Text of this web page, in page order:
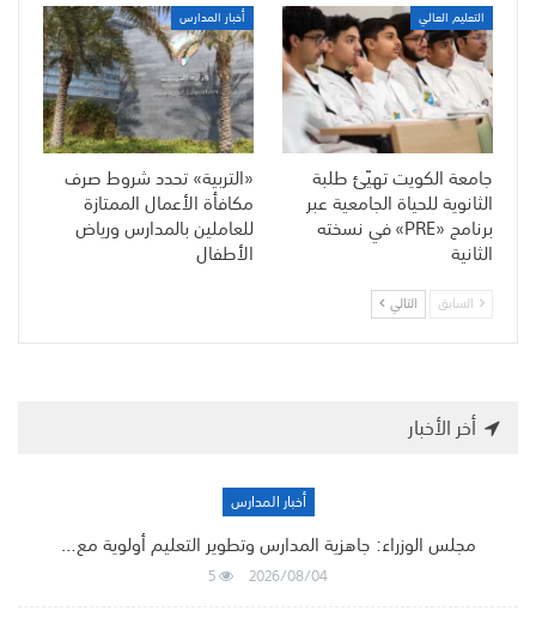
التعليم العالي
جامعة الكويت تهيّئ طلبة
الثانوية للحياة الجامعية عبر
برنامج «PRE» في نسخته
الثانية
أخبار المدارس
«التربية» تحدد شروط صرف
مكافأة الأعمال الممتازة
للعاملين بالمدارس ورياض
الأطفال
السابق التالي
أخر الأخبار
أخبار المدارس
مجلس الوزراء: جاهزية المدارس وتطوير التعليم أولوية مع…
2026/08/04
5